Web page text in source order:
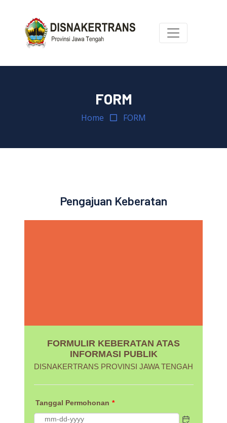
FORM
Home FORM
Pengajuan Keberatan